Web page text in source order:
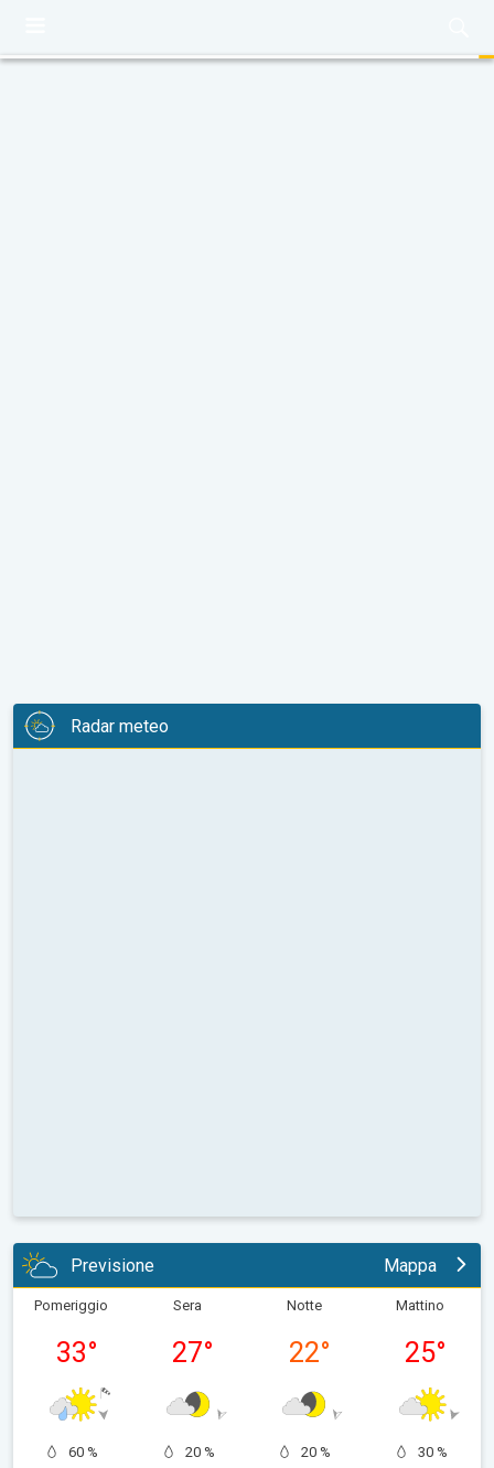
Radar meteo
Previsione Mappa
Pomeriggio
33°
60 %
Sera
27°
20 %
Notte
22°
20 %
Mattino
25°
30 %